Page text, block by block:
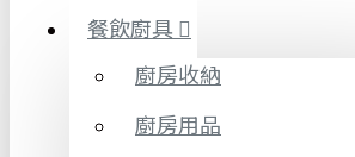
餐飲廚具
廚房收納
廚房用品